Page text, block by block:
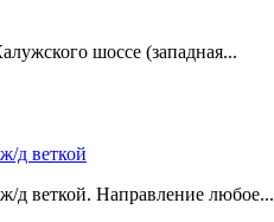
шоссе (западная...
д веткой
д веткой. Направление любое...